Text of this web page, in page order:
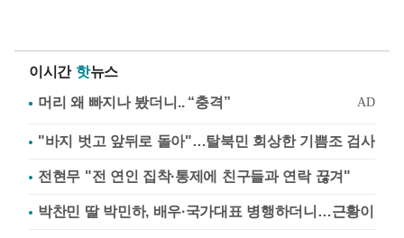
이시간 핫뉴스
"바지 벗고 앞뒤로 돌아"…탈북민 회상한 기쁨조 검사
전현무 "전 연인 집착·통제에 친구들과 연락 끊겨"
박찬민 딸 박민하, 배우·국가대표 병행하더니…근황이